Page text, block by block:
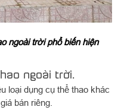
ngoài trời phổ biến hiện
ngoài trời.
loại dụng cụ thể thao khác
bán riêng.